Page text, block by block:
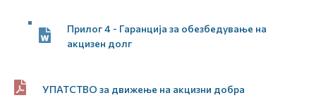
Прилог 4 - Гаранција за обезбедување на
акцизен долг
УПАТСТВО за движење на акцизни добра